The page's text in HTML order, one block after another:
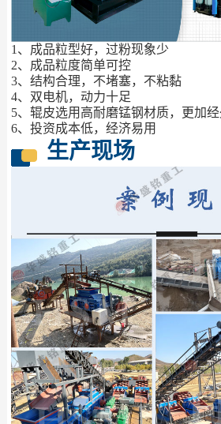
1、成品粒型好，过粉现象少
2、成品粒度简单可控
3、结构合理，不堵塞，不粘黏
4、双电机，动力十足
5、辊皮选用高耐磨锰钢材质，更加经
6、投资成本低，经济易用
生产现场